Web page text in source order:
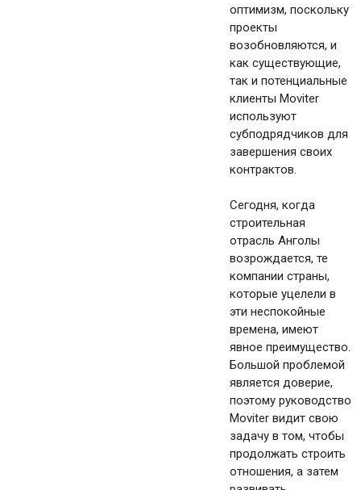
оптимизм, поскольку
проекты
возобновляются, и
как существующие,
так и потенциальные
клиенты Moviter
используют
субподрядчиков для
завершения своих
контрактов.
Сегодня, когда
строительная
отрасль Анголы
возрождается, те
компании страны,
которые уцелели в
эти неспокойные
времена, имеют
явное преимущество.
Большой проблемой
является доверие,
поэтому руководство
Moviter видит свою
задачу в том, чтобы
продолжать строить
отношения, а затем